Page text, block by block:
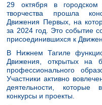
29 октября в
творчества прошла
Движения Первых, на
за 2024 год. Это событие
присоединившихся к
В Нижнем Тагиле
Движения, открытых на
профессионального
Участники активно
деятельности, которые
конкурсы и проекты.